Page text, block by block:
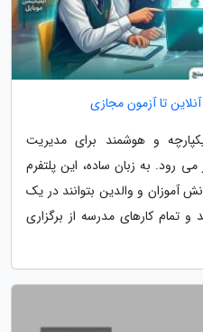
تا آزمون مجازی
و هوشمند برای مدیریت
رود. به زبان ساده، این پلتفرم
آموزان و والدین بتوانند در یک
و تمام کارهای مدرسه از برگزاری